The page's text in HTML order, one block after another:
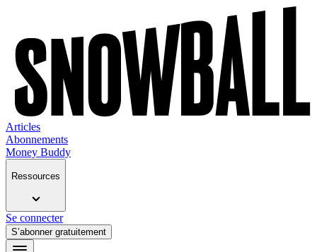
Articles
Abonnements
Money Buddy
Ressources
Se connecter
S’abonner gratuitement